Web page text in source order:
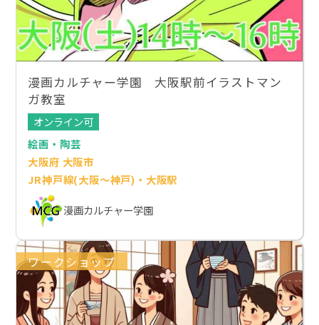
漫画カルチャー学園 大阪駅前イラストマン
ガ教室
オンライン可
絵画・陶芸
大阪府 大阪市
JR神戸線(大阪～神戸)・大阪駅
漫画カルチャー学園
ワークショップ